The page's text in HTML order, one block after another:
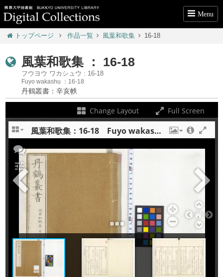
Menu
トップページ 作品一覧 風葉和歌集 16-18
風葉和歌集 ： 16-18
フウヨウ ワカシュウ : 16-18
Fuyo wakashu ：16-18
丹鶴叢書：辛亥帙
Change Layout Full Screen
+
Add Item
風葉和歌集：16-18 Fuyo wakashu : 16-18
tune